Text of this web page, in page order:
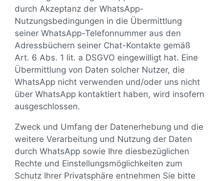
durch Akzeptanz der WhatsApp-
Nutzungsbedingungen in die Übermittlung
seiner WhatsApp-Telefonnummer aus den
Adressbüchern seiner Chat-Kontakte gemäß
Art. 6 Abs. 1 lit. a DSGVO eingewilligt hat. Eine
Übermittlung von Daten solcher Nutzer, die
WhatsApp nicht verwenden und/oder uns nicht
über WhatsApp kontaktiert haben, wird insofern
ausgeschlossen.
Zweck und Umfang der Datenerhebung und die
weitere Verarbeitung und Nutzung der Daten
durch WhatsApp sowie Ihre diesbezüglichen
Rechte und Einstellungsmöglichkeiten zum
Schutz Ihrer Privatsphäre entnehmen Sie bitte